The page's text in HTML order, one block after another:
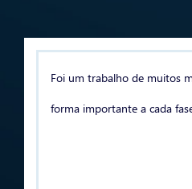
Foi um trabalho de muitos
forma importante a cada